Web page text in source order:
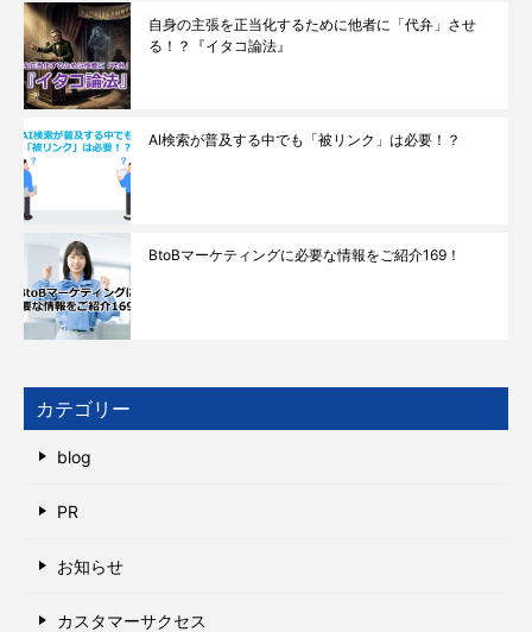
自身の主張を正当化するために他者に「代弁」させ
る！？『イタコ論法』
AI検索が普及する中でも「被リンク」は必要！？
BtoBマーケティングに必要な情報をご紹介169！
カテゴリー
blog
PR
お知らせ
カスタマーサクセス